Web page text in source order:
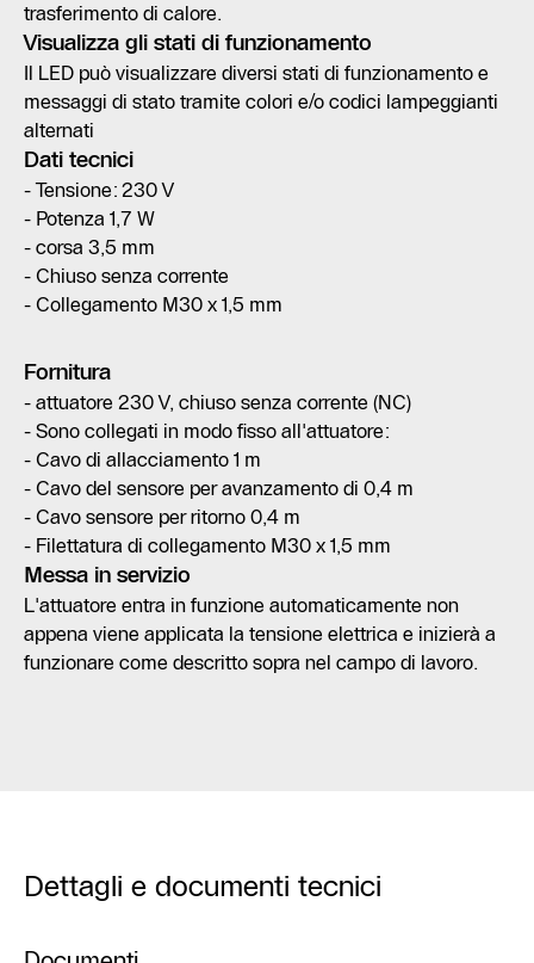
trasferimento di calore.
Visualizza gli stati di funzionamento
Il LED può visualizzare diversi stati di funzionamento e
messaggi di stato tramite colori e/o codici lampeggianti
alternati
Dati tecnici
- Tensione: 230 V
- Potenza 1,7 W
- corsa 3,5 mm
- Chiuso senza corrente
- Collegamento M30 x 1,5 mm
Fornitura
- attuatore 230 V, chiuso senza corrente (NC)
- Sono collegati in modo fisso all'attuatore:
- Cavo di allacciamento 1 m
- Cavo del sensore per avanzamento di 0,4 m
- Cavo sensore per ritorno 0,4 m
- Filettatura di collegamento M30 x 1,5 mm
Messa in servizio
L'attuatore entra in funzione automaticamente non
appena viene applicata la tensione elettrica e inizierà a
funzionare come descritto sopra nel campo di lavoro.
Dettagli e documenti tecnici